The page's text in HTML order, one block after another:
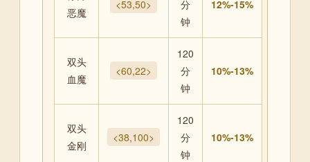
恶魔
<53,50>
分
钟
12%-15%
双头
血魔
<60,22>
120
分
钟
10%-13%
双头
金刚
<38,100>
120
分
钟
10%-13%